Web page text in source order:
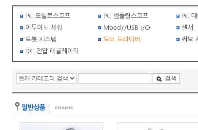
PC 오실로스코프 PC 샘플링스코프 PC
아두이노 세상
Mbed//USB I/O 센서
로봇 시스템
모터 드라이버 써보
DC 전압 레귤레이터
검색